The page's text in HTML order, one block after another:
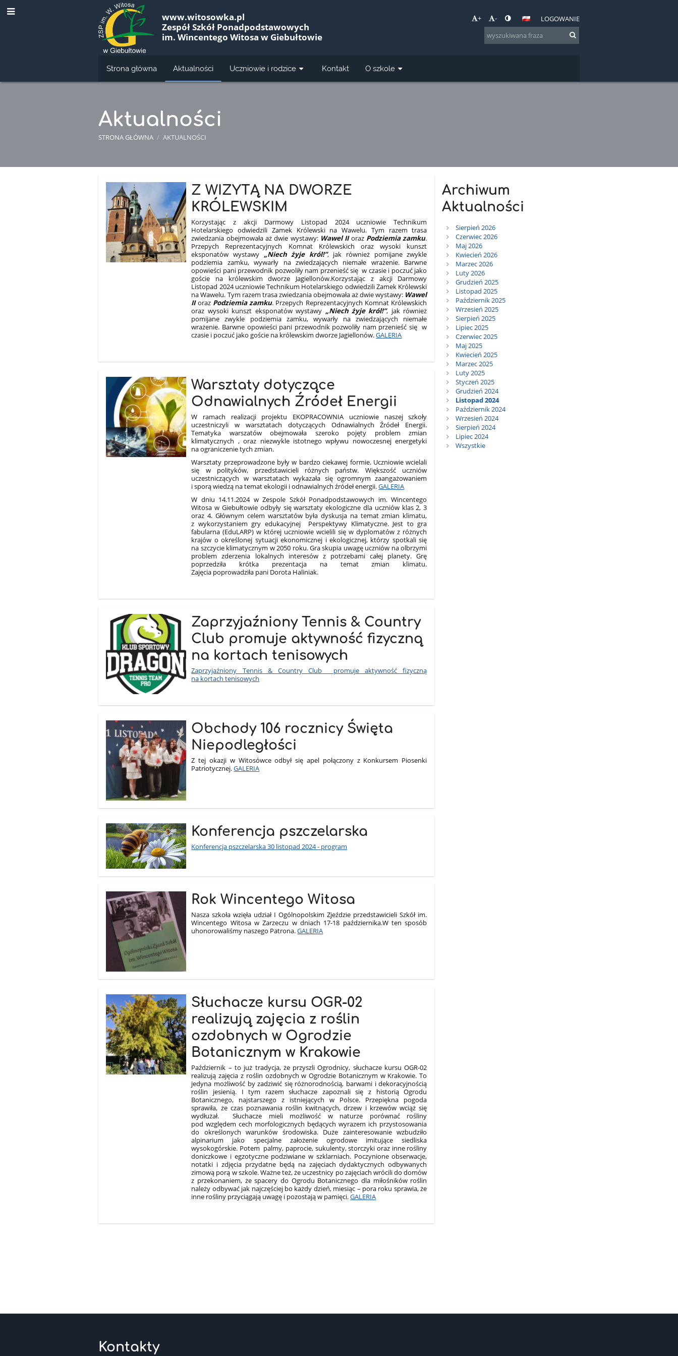
www.witosowka.pl
Zespół Szkół Ponadpodstawowych
im. Wincentego Witosa w Giebułtowie
+ - LOGOWANIE
Strona główna Aktualności Uczniowie i rodzice Kontakt O szkole
Aktualności
STRONA GŁÓWNA / AKTUALNOŚCI
Aktualności Z WIZYTĄ NA DWORZE
KRÓLEWSKIM
Korzystając z akcji Darmowy Listopad 2024 uczniowie Technikum
Hotelarskiego odwiedzili Zamek Królewski na Wawelu. Tym razem trasa
zwiedzania obejmowała aż dwie wystawy: Wawel IIoraz Podziemia zamku.
Przepych Reprezentacyjnych Komnat Królewskich oraz wysoki kunszt
eksponatów wystawy „Niech żyje król!”, jak również pomijane zwykle
podziemia zamku, wywarły na zwiedzających niemałe wrażenie. Barwne
opowieści pani przewodnik pozwoliły nam przenieść się w czasie i poczuć jako
goście na królewskim dworze Jagiellonów.Korzystając z akcji Darmowy
Listopad 2024 uczniowie Technikum Hotelarskiego odwiedzili Zamek Królewski
na Wawelu. Tym razem trasa zwiedzania obejmowała aż dwie wystawy: Wawel
IIoraz Podziemia zamku. Przepych Reprezentacyjnych Komnat Królewskich
oraz wysoki kunszt eksponatów wystawy „Niech żyje król!”, jak również
pomijane zwykle podziemia zamku, wywarły na zwiedzających niemałe
wrażenie. Barwne opowieści pani przewodnik pozwoliły nam przenieść się w
czasie i poczuć jako goście na królewskim dworze Jagiellonów.GALERIA
Warsztaty dotyczące
Odnawialnych Źródeł Energii
W ramach realizacji projektu EKOPRACOWNIA uczniowie naszej szkoły
uczestniczyli w warsztatach dotyczących Odnawialnych Źródeł Energii.
Tematyka warszatów obejmowała szeroko pojęty problem zmian
klimatycznych , oraz niezwykle istotnego wpływu nowoczesnej energetyki
na ograniczenie tych zmian.
Warsztaty przeprowadzone były w bardzo ciekawej formie. Uczniowie wcielali
się w polityków, przedstawicieli różnych państw. Większość uczniów
uczestniczących w warsztatach wykazała się ogromnym zaangażowaniem
i sporą wiedzą na temat ekologii i odnawialnych źródeł energii.GALERIA
W dniu 14.11.2024 w Zespole Szkół Ponadpodstawowych im. Wincentego
Witosa w Giebułtowie odbyły się warsztaty ekologiczne dla uczniów klas 2, 3
oraz 4. Głównym celem warsztatów była dyskusja na temat zmian klimatu,
z wykorzystaniem gry edukacyjnej Perspektywy Klimatyczne. Jest to gra
fabularna (EduLARP) w której uczniowie wcielili się w dyplomatów z różnych
krajów o określonej sytuacji ekonomicznej i ekologicznej, którzy spotkali się
na szczycie klimatycznym w 2050 roku. Gra skupia uwagę uczniów na olbrzymi
problem zderzenia lokalnych interesów z potrzebami całej planety. Grę
poprzedziła krótka prezentacja na temat zmian klimatu.
Zajęcia poprowadziła pani Dorota Haliniak.
Zaprzyjaźniony Tennis & Country
Club promuje aktywność fizyczną
na kortach tenisowych
Zaprzyjaźniony Tennis & Country Club
promuje aktywność fizyczną
na kortach tenisowych
Obchody 106 rocznicy Święta
Niepodległości
Z tej okazji w Witosówce odbył się apel połączony z Konkursem Piosenki
Patriotycznej.GALERIA
Konferencja pszczelarska
Konferencja pszczelarska 30 listopad 2024 - program
Rok Wincentego Witosa
Nasza szkoła wzięła udział I Ogólnopolskim Zjeździe przedstawicieli Szkół im.
Wincentego Witosa w Zarzeczu w dniach 17-18 października.W ten sposób
uhonorowaliśmy naszego Patrona.GALERIA
Słuchacze kursu OGR-02
realizują zajęcia z roślin
ozdobnych w Ogrodzie
Botanicznym w Krakowie
Październik – to już tradycja, że przyszli Ogrodnicy, słuchacze kursu OGR-02
realizują zajęcia z roślin ozdobnych w Ogrodzie Botanicznym w Krakowie. To
jedyna możliwość by zadziwić się różnorodnością, barwami i dekoracyjnością
roślin jesienią. I tym razem słuchacze zapoznali się z historią Ogrodu
Botanicznego, najstarszego z istniejących w Polsce. Przepiękna pogoda
sprawiła, że czas poznawania roślin kwitnących, drzew i krzewów wciąż się
wydłużał. Słuchacze mieli możliwość w naturze porównać rośliny
pod względem cech morfologicznych będących wyrazem ich przystosowania
do określonych warunków środowiska. Duże zainteresowanie wzbudziło
alpinarium jako specjalne założenie ogrodowe imitujące siedliska
wysokogórskie. Potem palmy, paprocie, sukulenty, storczyki oraz inne rośliny
doniczkowe i egzotyczne podziwiane w szklarniach. Poczynione obserwacje,
notatki i zdjęcia przydatne będą na zajęciach dydaktycznych odbywanych
zimową porą w szkole. Ważne też, że uczestnicy po zajęciach wrócili do domów
z przekonaniem, że spacery do Ogrodu Botanicznego dla miłośników roślin
należy odbywać jak najczęściej bo każdy dzień, miesiąc – pora roku sprawia, że
inne rośliny przyciągają uwagę i pozostają w pamięci.GALERIA
Archiwum
Aktualności
Sierpień 2026
Czerwiec 2026
Maj 2026
Kwiecień 2026
Marzec 2026
Luty 2026
Grudzień 2025
Listopad 2025
Październik 2025
Wrzesień 2025
Sierpień 2025
Lipiec 2025
Czerwiec 2025
Maj 2025
Kwiecień 2025
Marzec 2025
Luty 2025
Styczeń 2025
Grudzień 2024
Listopad 2024
Październik 2024
Wrzesień 2024
Sierpień 2024
Lipiec 2024
Wszystkie
Kontakty